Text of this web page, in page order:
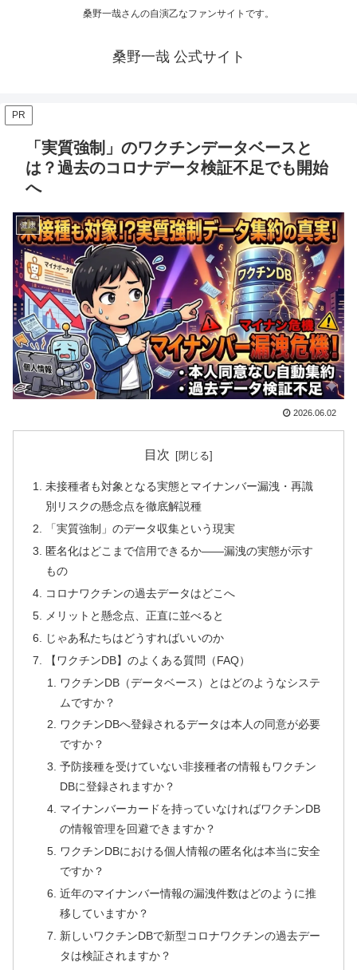
桑野一哉さんの自演乙なファンサイトです。
桑野一哉 公式サイト
PR
「実質強制」のワクチンデータベースと
は？過去のコロナデータ検証不足でも開始
へ
健康
2026.06.02
目次
未接種者も対象となる実態とマイナンバー漏洩・再識
別リスクの懸念点を徹底解説種
「実質強制」のデータ収集という現実
匿名化はどこまで信用できるか——漏洩の実態が示す
もの
コロナワクチンの過去データはどこへ
メリットと懸念点、正直に並べると
じゃあ私たちはどうすればいいのか
【ワクチンDB】のよくある質問（FAQ）
ワクチンDB（データベース）とはどのようなシステ
ムですか？
ワクチンDBへ登録されるデータは本人の同意が必要
ですか？
予防接種を受けていない非接種者の情報もワクチン
DBに登録されますか？
マイナンバーカードを持っていなければワクチンDB
の情報管理を回避できますか？
ワクチンDBにおける個人情報の匿名化は本当に安全
ですか？
近年のマイナンバー情報の漏洩件数はどのように推
移していますか？
新しいワクチンDBで新型コロナワクチンの過去デー
タは検証されますか？